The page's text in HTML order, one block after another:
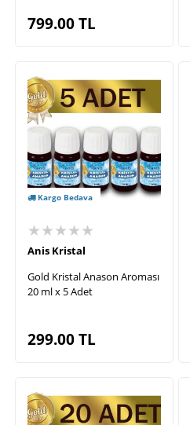
799.00TL
Kargo Bedava
★★★★★
Anis Kristal
Gold Kristal Anason Aroması
20 ml x 5 Adet
299.00TL